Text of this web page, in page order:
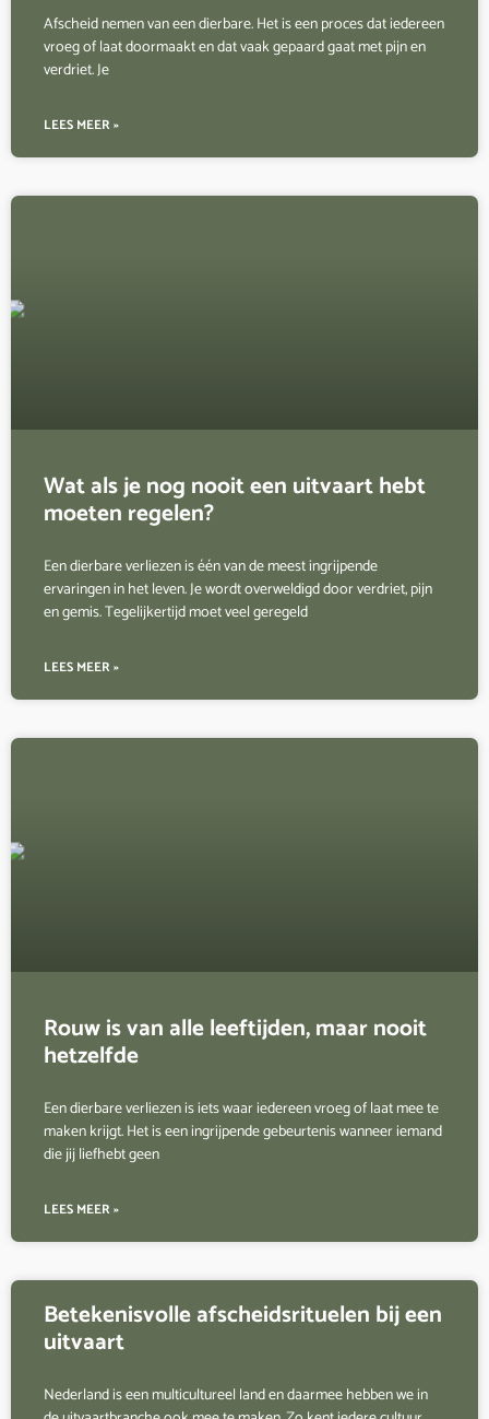
Afscheid nemen van een dierbare. Het is een proces dat iedereen
vroeg of laat doormaakt en dat vaak gepaard gaat met pijn en
verdriet. Je
LEES MEER »
Wat als je nog nooit een uitvaart hebt
moeten regelen?
Een dierbare verliezen is één van de meest ingrijpende
ervaringen in het leven. Je wordt overweldigd door verdriet, pijn
en gemis. Tegelijkertijd moet veel geregeld
LEES MEER »
Rouw is van alle leeftijden, maar nooit
hetzelfde
Een dierbare verliezen is iets waar iedereen vroeg of laat mee te
maken krijgt. Het is een ingrijpende gebeurtenis wanneer iemand
die jij liefhebt geen
LEES MEER »
Betekenisvolle afscheidsrituelen bij een
uitvaart
Nederland is een multicultureel land en daarmee hebben we in